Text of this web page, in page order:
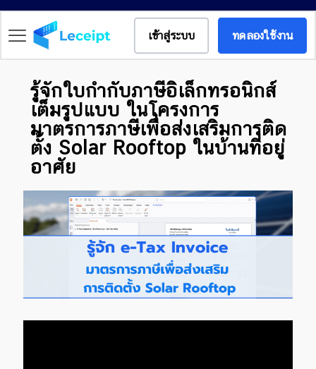
เข้าสู่ระบบ ทดลองใช้งาน
รู้จักใบกำกับภาษีอิเล็กทรอนิกส์
เต็มรูปแบบ ในโครงการ
มาตรการภาษีเพื่อส่งเสริมการติด
ตั้ง Solar Rooftop ในบ้านที่อยู่
อาศัย